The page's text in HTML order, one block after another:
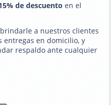
de descuento en el
a nuestros clientes
entregas en domicilio, y
respaldo ante cualquier